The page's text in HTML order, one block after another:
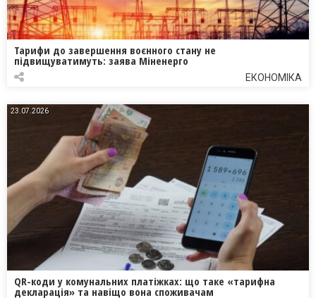
Тарифи до завершення воєнного стану не
підвищуватимуть: заява Міненерго
ЕКОНОМІКА
23.07.2026
QR-коди у комунальних платіжках: що таке «тарифна
декларація» та навіщо вона споживачам